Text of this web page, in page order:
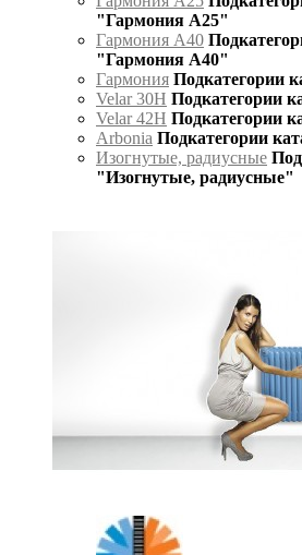
"Гармония А25"
Гармония А40
"Гармония А40"
Гармония Подкатегории
Velar 30H Подкатегории
Velar 42H Подкатегории
Arbonia Подкатегории
Изогнутые, радиусные
"Изогнутые, радиусные"